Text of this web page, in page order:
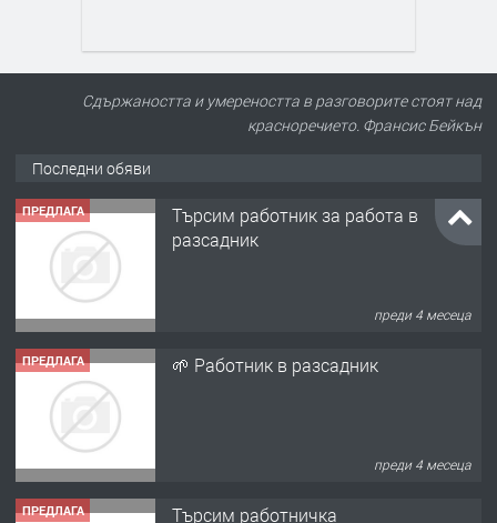
Сдържаността и умереността в разговорите стоят над
красноречието. Франсис Бейкън
Последни обяви
ПРЕДЛАГА
Търсим работник за работа в
разсадник
преди 4 месеца
ПРЕДЛАГА 🌱 Работник в разсадник
преди 4 месеца
ПРЕДЛАГА Търсим работничка